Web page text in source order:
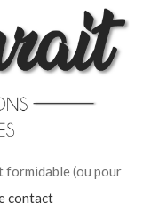
formidable (ou pour
contact